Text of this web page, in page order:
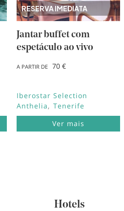
RESERVA IMEDIATA
Jantar buffet com
espetáculo ao vivo
A PARTIR DE 70 €
Iberostar Selection
Anthelia
Tenerife
Ver mais
Hotels